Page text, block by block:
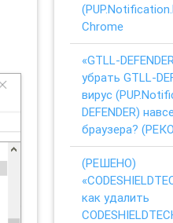
Chrome
«GTLL-
убрать GTLL-
вирус
DEFENDER)
браузера?
(РЕШЕНО)
как удалить